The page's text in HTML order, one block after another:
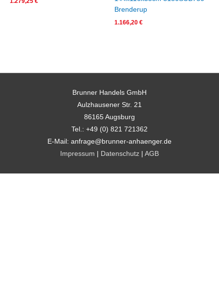
Brenderup
1.166,20 €
Brunner Handels GmbH
Aulzhausener Str. 21
86165 Augsburg
Tel.: +49 (0) 821 721362
E-Mail: anfrage@brunner-anhaenger.de
Impressum
Datenschutz AGB